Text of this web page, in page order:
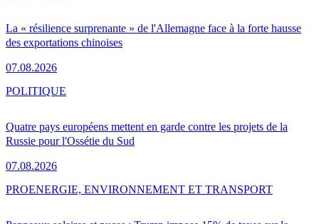
La « résilience surprenante » de l'Allemagne face à la forte hausse
des exportations chinoises
07.08.2026
Quatre pays européens mettent en garde contre les projets de la
Russie pour l'Ossétie du Sud
07.08.2026
POLITIQUE
PROENERGIE, ENVIRONNEMENT ET TRANSPORT